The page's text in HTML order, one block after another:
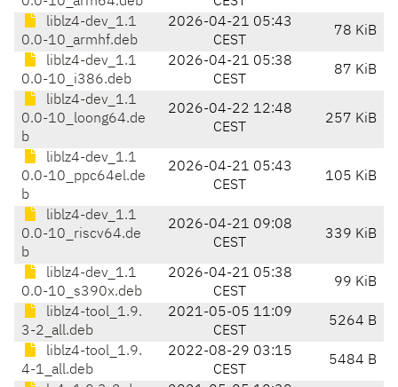
liblz4-dev_1.1
0.0-10_armhf.deb
2026-04-21 05:43
CEST
78 KiB
liblz4-dev_1.1
0.0-10_i386.deb
2026-04-21 05:38
CEST
87 KiB
liblz4-dev_1.1
0.0-10_loong64.de
b
2026-04-22 12:48
CEST
257 KiB
liblz4-dev_1.1
0.0-10_ppc64el.de
b
2026-04-21 05:43
CEST
105 KiB
liblz4-dev_1.1
0.0-10_riscv64.de
b
2026-04-21 09:08
CEST
339 KiB
liblz4-dev_1.1
0.0-10_s390x.deb
2026-04-21 05:38
CEST
99 KiB
liblz4-tool_1.9.
3-2_all.deb
2021-05-05 11:09
CEST
5264 B
liblz4-tool_1.9.
4-1_all.deb
2022-08-29 03:15
CEST
5484 B